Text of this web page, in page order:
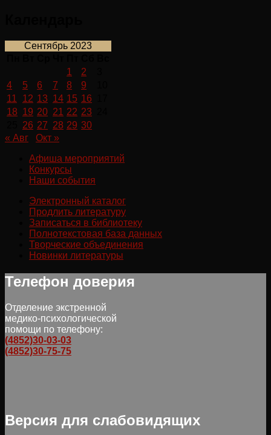
Сентябрь 2023
1
2
4
5 6 7 8 9
11
12 13 14 15 16
18 19 20 21 22 23
26 27 28 29 30
« Авг
Окт »
Афиша мероприятий
Конкурсы
Наши события
Электронный каталог
Продлить литературу
Записаться в библиотеку
Полнотекстовая база данных
Творческие объединения
Новинки литературы
Телефон доверия
Отделение экстренной
медико-психологической
помощи по телефону:
(4852)30-03-03
(4852)30-75-75
Версия для слабовидящих